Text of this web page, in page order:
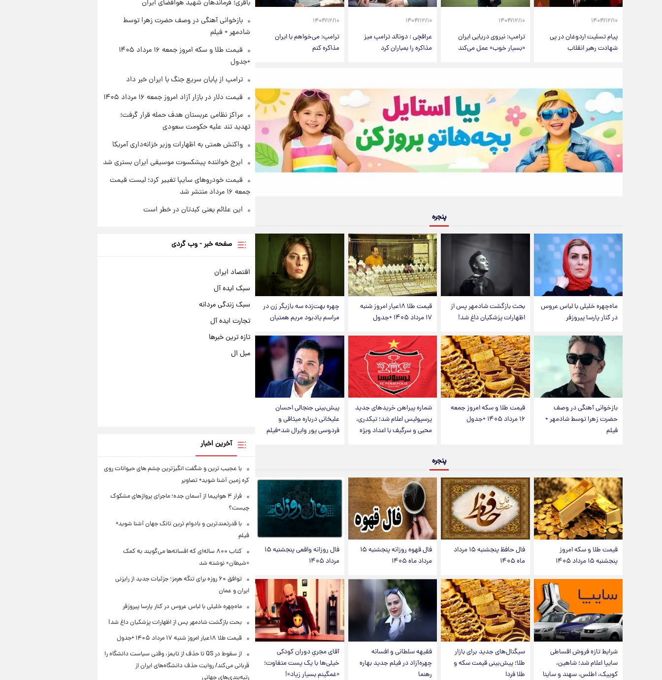
۱۴۰۴/۱۲/۱۰
پیام تسلیت اردوغان در پی
شهادت رهبر انقلاب
۱۴۰۴/۱۲/۱۰
ترامپ: نیروی دریایی ایران
«بسیار خوب» عمل می‌کند
۱۴۰۴/۱۲/۱۰
عراقچی : دونالد ترامپ میز
مذاکره را بمباران کرد
۱۴۰۴/۱۲/۱۰
ترامپ: می‌خواهم با ایران
مذاکره کنم
پنجره
ماه‌چهره خلیلی با لباس عروس
در کنار پارسا پیروزفر
بحث بازگشت شادمهر پس از
اظهارات پزشکیان داغ شد!
قیمت طلا ۱۸عیار امروز شنبه
۱۷ مرداد ۱۴۰۵ +جدول
چهره بهت‌زده سه بازیگر زن در
مراسم یادبود مریم همتیان
بازخوانی آهنگی در وصف
حضرت زهرا توسط شادمهر +
فیلم
قیمت طلا و سکه امروز جمعه
۱۶ مرداد ۱۴۰۵ +جدول
شماره پیراهن خریدهای جدید
پرسپولیس اعلام شد؛ تیکدری،
محبی و سرگیف با اعداد ویژه
پیش‌بینی جنجالی احسان
علیخانی درباره میثاقی و
فردوسی پور وایرال شد+فیلم
پنجره
قیمت طلا و سکه امروز
پنجشنبه ۱۵ مرداد ۱۴۰۵
فال حافظ پنجشنبه ۱۵ مرداد
ماه ۱۴۰۵
فال قهوه روزانه پنجشنبه ۱۵
مرداد ماه ۱۴۰۵
فال روزانه واقعی پنجشنبه ۱۵
مرداد ۱۴۰۵
شرایط تازه فروش اقساطی
سایپا اعلام شد؛ شاهین،
کوییک، اطلس، سهند و ساینا
سیگنال‌های جدید برای بازار
طلا؛ پیش‌بینی قیمت سکه و
طلا فردا
فقیهه سلطانی و افسانه
چهره‌آزاد در فیلم جدید بهاره
رهنما
آقای مجریِ دوران کودکی
خیلی‌ها با یک پست متفاوت؛
«غمگینم بسیار زیاد»!
باقری؛ فرماندهان شهید هوافضای ایران
بازخوانی آهنگی در وصف حضرت زهرا توسط
شادمهر + فیلم
قیمت طلا و سکه امروز جمعه ۱۶ مرداد ۱۴۰۵
+جدول
ترامپ از پایان سریع جنگ با ایران خبر داد
قیمت دلار در بازار آزاد امروز جمعه ۱۶ مرداد ۱۴۰۵
مراکز نظامی عربستان هدف حمله قرار گرفت؛
تهدید تند علیه حکومت سعودی
واکنش همتی به اظهارات وزیر خزانه‌داری آمریکا
ایرج خواننده پیشکسوت موسیقی ایران بستری شد
قیمت خودروهای سایپا تغییر کرد؛ لیست قیمت
جمعه ۱۶ مرداد منتشر شد
این علائم یعنی کبدتان در خطر است
صفحه خبر - وب گردی
اقتصاد ایران
سبک ایده آل
سبک زندگی مردانه
تجارت ایده آل
تازه ترین خبرها
مبل ال
آخرین اخبار
با عجیب ترین و شگفت انگیزترین چشم های حیوانات روی
کره زمین آشنا شوید+ تصاویر
فرار ۴ هواپیما از آسمان جده؛ ماجرای پروازهای مشکوک
چیست؟
با قدرتمندترین و بادوام ترین تانک جهان آشنا شوید+
فیلم
کتاب ۸۰۰ ساله‌ای که افسانه‌ها می‌گویند به کمک
«شیطان» نوشته شد
توافق ۶۰ روزه برای تنگه هرمز؛ جزئیات جدید از رایزنی
ایران و عمان
ماه‌چهره خلیلی با لباس عروس در کنار پارسا پیروزفر
بحث بازگشت شادمهر پس از اظهارات پزشکیان داغ شد!
قیمت طلا ۱۸عیار امروز شنبه ۱۷ مرداد ۱۴۰۵ +جدول
از سقوط در QS تا حذف از تایمز، وقتی سیاست دانشگاه را
قربانی می‌کند/ روایت حذف دانشگاه‌های ایران از
رتبه‌بندی‌های جهانی